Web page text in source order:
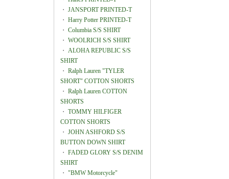
・ JANSPORT PRINTED-T
・ Harry Potter PRINTED-T
・ Columbia S/S SHIRT
・ WOOLRICH S/S SHIRT
・ ALOHA REPUBLIC S/S
SHIRT
・ Ralph Lauren "TYLER
SHORT" COTTON SHORTS
・ Ralph Lauren COTTON
SHORTS
・ TOMMY HILFIGER
COTTON SHORTS
・ JOHN ASHFORD S/S
BUTTON DOWN SHIRT
・ FADED GLORY S/S DENIM
SHIRT
・ "BMW Motorcycle"